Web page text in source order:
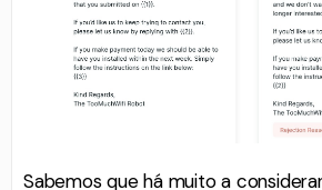
Sabemos que há muito a